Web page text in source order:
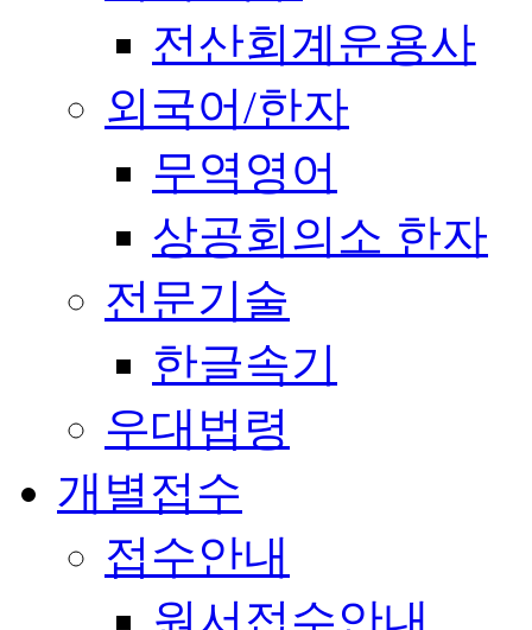
전산회계운용사
외국어/한자
무역영어
상공회의소 한자
전문기술
한글속기
우대법령
개별접수
접수안내
원서접수안내